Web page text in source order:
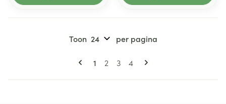
Pagina's
U lees momenteel pagina
1 Pagina
2 Pagina
3 Pagina
4
Toon per pagina